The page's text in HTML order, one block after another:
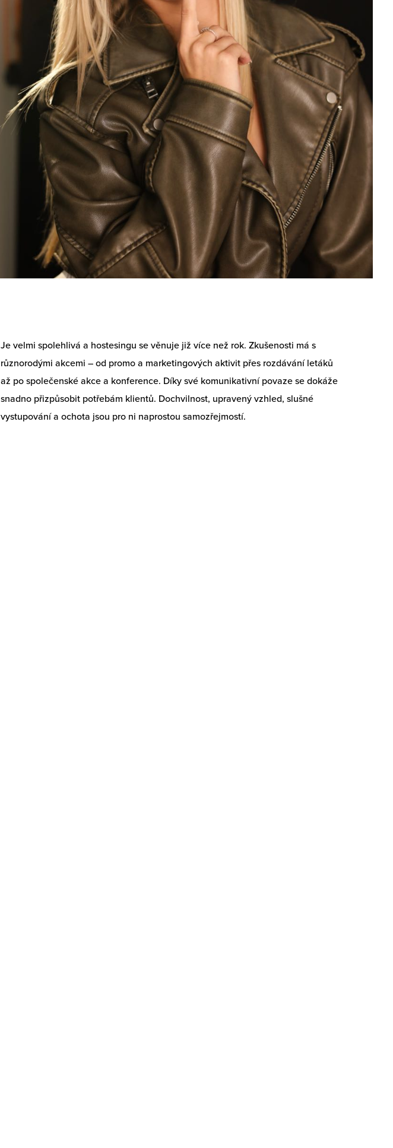
Je velmi spolehlivá a hostesingu se věnuje již více než rok. Zkušenosti má s
různorodými akcemi – od promo a marketingových aktivit přes rozdávání letáků
až po společenské akce a konference. Díky své komunikativní povaze se dokáže
snadno přizpůsobit potřebám klientů. Dochvilnost, upravený vzhled, slušné
vystupování a ochota jsou pro ni naprostou samozřejmostí.